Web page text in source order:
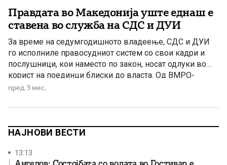
Правдата во Македонија уште еднаш е
ставена во служба на СДС и ДУИ
За време на седумгодишното владеење, СДС и ДУИ
го исполниле правосудниот систем со свои кадри и
послушници, кои наместо по закон, носат одлуки во
корист на поединци блиски до власта. Од ВМРО-
ДПМНЕ ја оценуваат како скандалозна одлуката на ЈО
постапката за, како што велат, криминал тежок […]
пред 3 мес.
НАЈНОВИ ВЕСТИ
13:13